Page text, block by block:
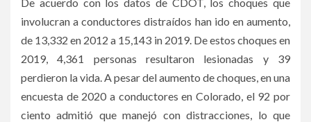
involucran a conductores distraídos han ido en aumento,
de 13,332 en 2012 a 15,143 in 2019. De estos choques en
2019, 4,361 personas resultaron lesionadas y 39
perdieron la vida. A pesar del aumento de choques, en una
encuesta de 2020 a conductores en Colorado, el 92 por
ciento admitió que manejó con distracciones, lo que